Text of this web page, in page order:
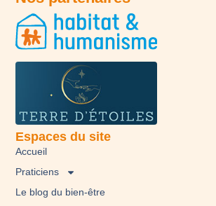
Espaces du site
Accueil
Praticiens
Le blog du bien-être